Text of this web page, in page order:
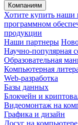
Компаниям
Хотите купить наши
программном
продукции
Наши партнеры
Научно-популярная
Образовательная
Компьютерная
Web-разработка
Базы данных
Блокчейн и
Видеомонтаж на
Графика и дизайн
Досуг на компьютере